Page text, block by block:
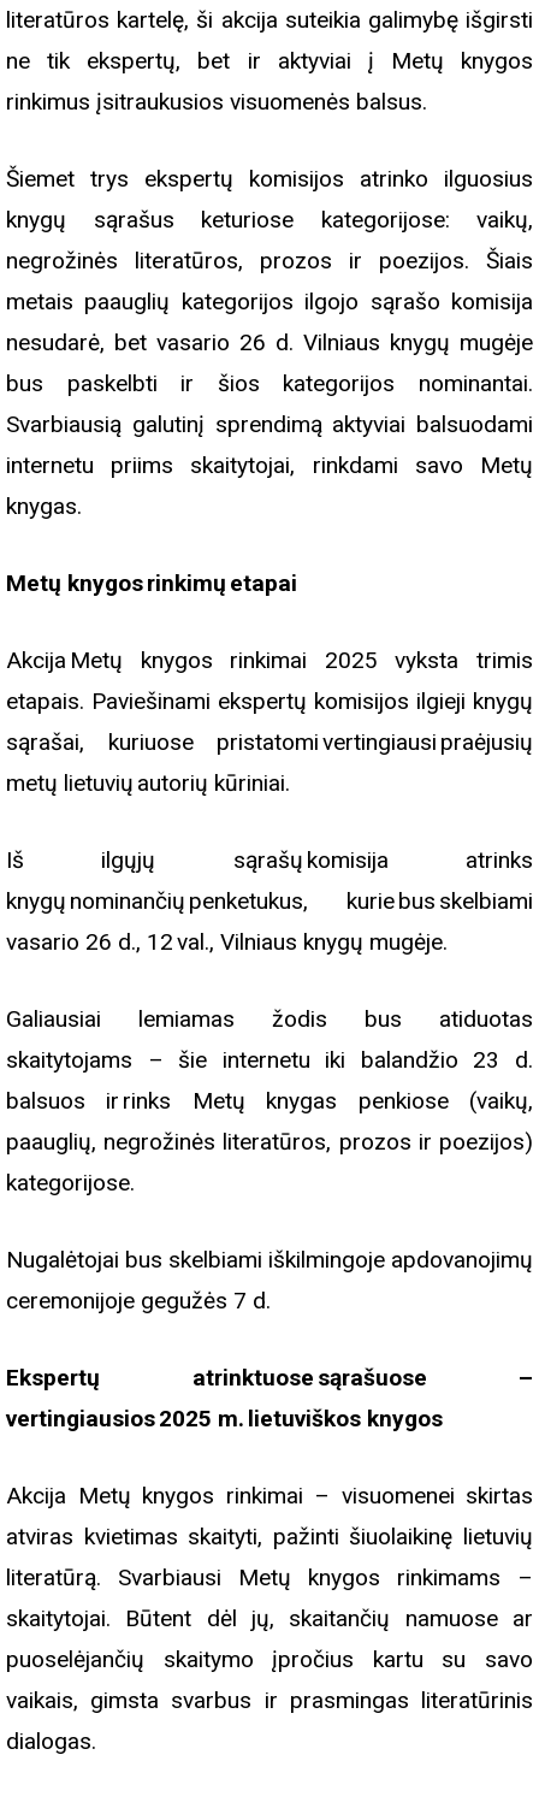
literatūros kartelę, ši akcija suteikia galimybę išgirsti
ne tik ekspertų, bet ir aktyviai į Metų knygos
rinkimus įsitraukusios visuomenės balsus.
Šiemet trys ekspertų komisijos atrinko ilguosius
knygų sąrašus keturiose kategorijose: vaikų,
negrožinės literatūros, prozos ir poezijos. Šiais
metais paauglių kategorijos ilgojo sąrašo komisija
nesudarė, bet vasario 26 d. Vilniaus knygų mugėje
bus paskelbti ir šios kategorijos nominantai.
Svarbiausią galutinį sprendimą aktyviai balsuodami
internetu priims skaitytojai, rinkdami savo Metų
knygas.
Metų knygos rinkimų etapai
Akcija Metų knygos rinkimai 2025 vyksta trimis
etapais. Paviešinami ekspertų komisijos ilgieji knygų
sąrašai, kuriuose pristatomi vertingiausi praėjusių
metų lietuvių autorių kūriniai.
Iš ilgųjų sąrašų komisija atrinks
knygų nominančių penketukus, kurie bus skelbiami
vasario 26 d., 12 val., Vilniaus knygų mugėje.
Galiausiai lemiamas žodis bus atiduotas
skaitytojams – šie internetu iki balandžio 23 d.
balsuos ir rinks Metų knygas penkiose (vaikų,
paauglių, negrožinės literatūros, prozos ir poezijos)
kategorijose.
Nugalėtojai bus skelbiami iškilmingoje apdovanojimų
ceremonijoje gegužės 7 d.
Ekspertų atrinktuose sąrašuose –
vertingiausios 2025 m. lietuviškos knygos
Akcija Metų knygos rinkimai – visuomenei skirtas
atviras kvietimas skaityti, pažinti šiuolaikinę lietuvių
literatūrą. Svarbiausi Metų knygos rinkimams –
skaitytojai. Būtent dėl jų, skaitančių namuose ar
puoselėjančių skaitymo įpročius kartu su savo
vaikais, gimsta svarbus ir prasmingas literatūrinis
dialogas.